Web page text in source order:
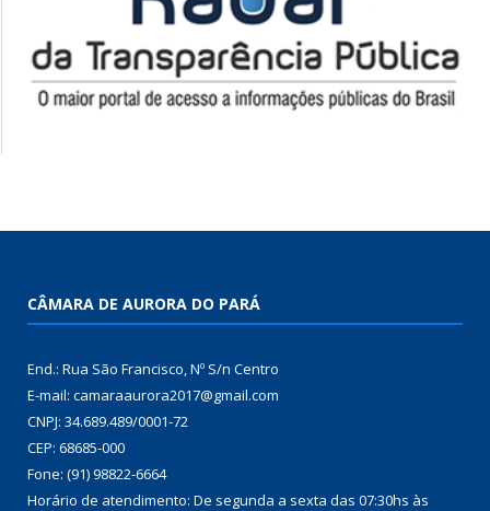
CÂMARA DE AURORA DO PARÁ
End.: Rua São Francisco, Nº S/n Centro
E-mail: camaraaurora2017@gmail.com
CNPJ: 34.689.489/0001-72
CEP: 68685-000
Fone: (91) 98822-6664
Horário de atendimento: De segunda a sexta das 07:30hs às